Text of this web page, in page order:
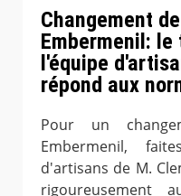
Changement
Embermenil:
l'équipe
répond aux
Pour un
Embermenil,
d'artisans de M.
rigoureusement